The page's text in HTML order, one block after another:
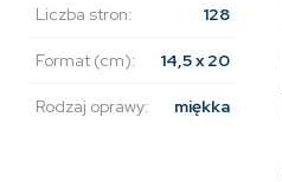
Liczba stron: 128
Format (cm): 14,5 x 20
Rodzaj oprawy: miękka